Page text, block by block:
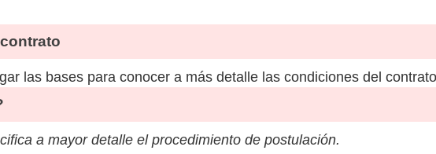
las bases para conocer a más detalle las condiciones del
a mayor detalle el procedimiento de postulación.